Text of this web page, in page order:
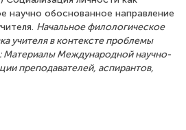
научно обоснованное направление
Начальное филологическое
учителя в контексте проблемы
Материалы Международной научно-
преподавателей, аспирантов,